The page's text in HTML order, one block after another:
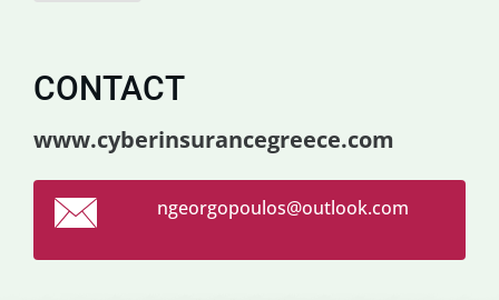
CONTACT
www.cyberinsurancegreece.com
ngeorgopoulos@outlook.com